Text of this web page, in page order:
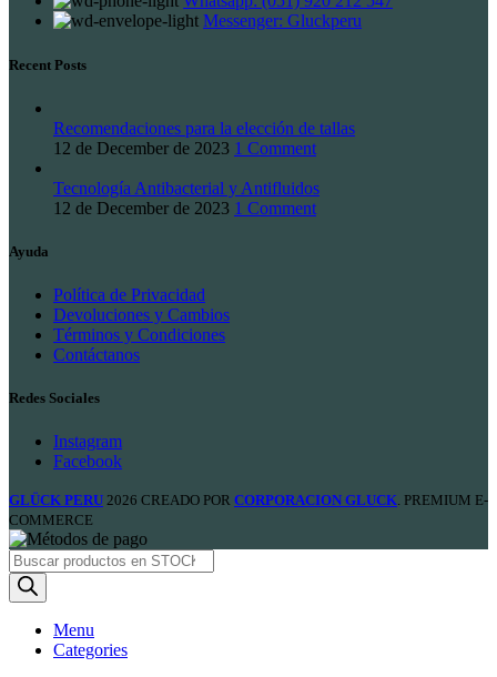
Messenger: Gluckperu
Recent Posts
Recomendaciones para la elección de tallas
12 de December de 2023 1 Comment
Tecnología Antibacterial y Antifluidos
12 de December de 2023 1 Comment
Ayuda
Política de Privacidad
Devoluciones y Cambios
Términos y Condiciones
Contáctanos
Redes Sociales
Instagram
Facebook
GLÜCK PERU 2026 CREADO POR CORPORACION GLUCK. PREMIUM E-
COMMERCE
Products
search
Menu
Categories